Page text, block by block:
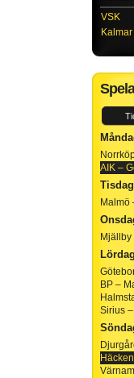
VSK
Kalmar
AIK –
Malmö
Mjällby
BP –
Sirius